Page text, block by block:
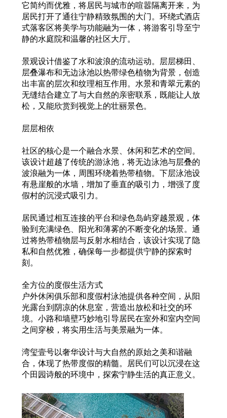
它简约而优雅，将居民与城市的喧嚣隔离开来，为
居民打开了通往宁静精致氛围的大门。环绕式酒店
式落客区将美学与功能融为一体，将游客引导至宁
静的水庭院和温馨的社区大厅。
景观设计借鉴了水和波浪的流动运动。层层梯田、
层叠瀑布和无边泳池以热带绿色植物为背景，创造
出丰富的层次和纹理相互作用。水景和青翠元素的
无缝结合建立了与大自然的亲密联系，既能让人放
松，又能欣赏到视觉上的壮丽景色。
层层相依
社区的核心是一个融合水景、休闲和艺术的空间。
该设计超越了传统的游泳池，将无边泳池与层叠的
波浪融为一体，周围环绕着热带植物。下层泳池设
有悬崖般的水墙，增加了垂直的吸引力，增强了度
假村的沉浸式吸引力。
居民通过相互连接的平台和绿色岛屿穿越景观，体
验到充满绿色、阳光和薄雾的不断变化的场景。通
过将热带植物层与反射水相结合，该设计实现了隐
私和自然优雅，确保每一步都提供宁静的探索时
刻。
全方位的度假生活方式
户外休闲俱乐部和度假村泳池提供各种空间，从阳
光露台到阴凉的休息室，营造出放松和社交的环
境。小路和墙壁巧妙地引导居民在室外和室内空间
之间穿梭，将实用生活与美景融为一体。
湾玺壹号以奢华设计与大自然的原始之美和谐融
合，体现了热带度假的精髓。居民们可以沉浸在这
个田园诗般的环境中，探索宁静生活的真正意义。